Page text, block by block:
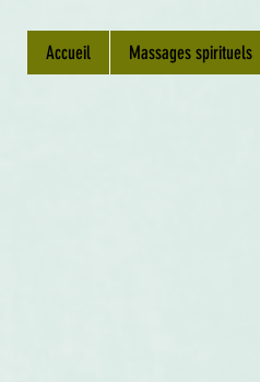
Accueil Massages spirituels